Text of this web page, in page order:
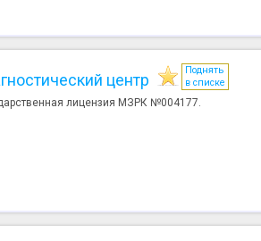
центр
Поднять
в списке
лицензия МЗРК №004177.